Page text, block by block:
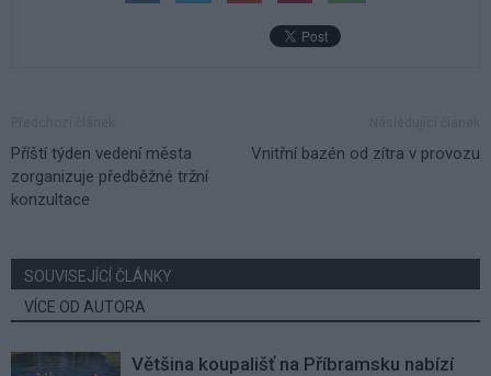
Příští týden vedení města
zorganizuje předběžné tržní
konzultace
Vnitřní bazén od zítra v provozu
SOUVISEJÍCÍ ČLÁNKY
VÍCE OD AUTORA
Většina koupališť na Příbramsku nabízí